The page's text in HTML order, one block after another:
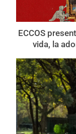
ECCOS
vida, la